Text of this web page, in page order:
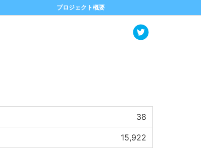
プロジェクト概要
38
15,922